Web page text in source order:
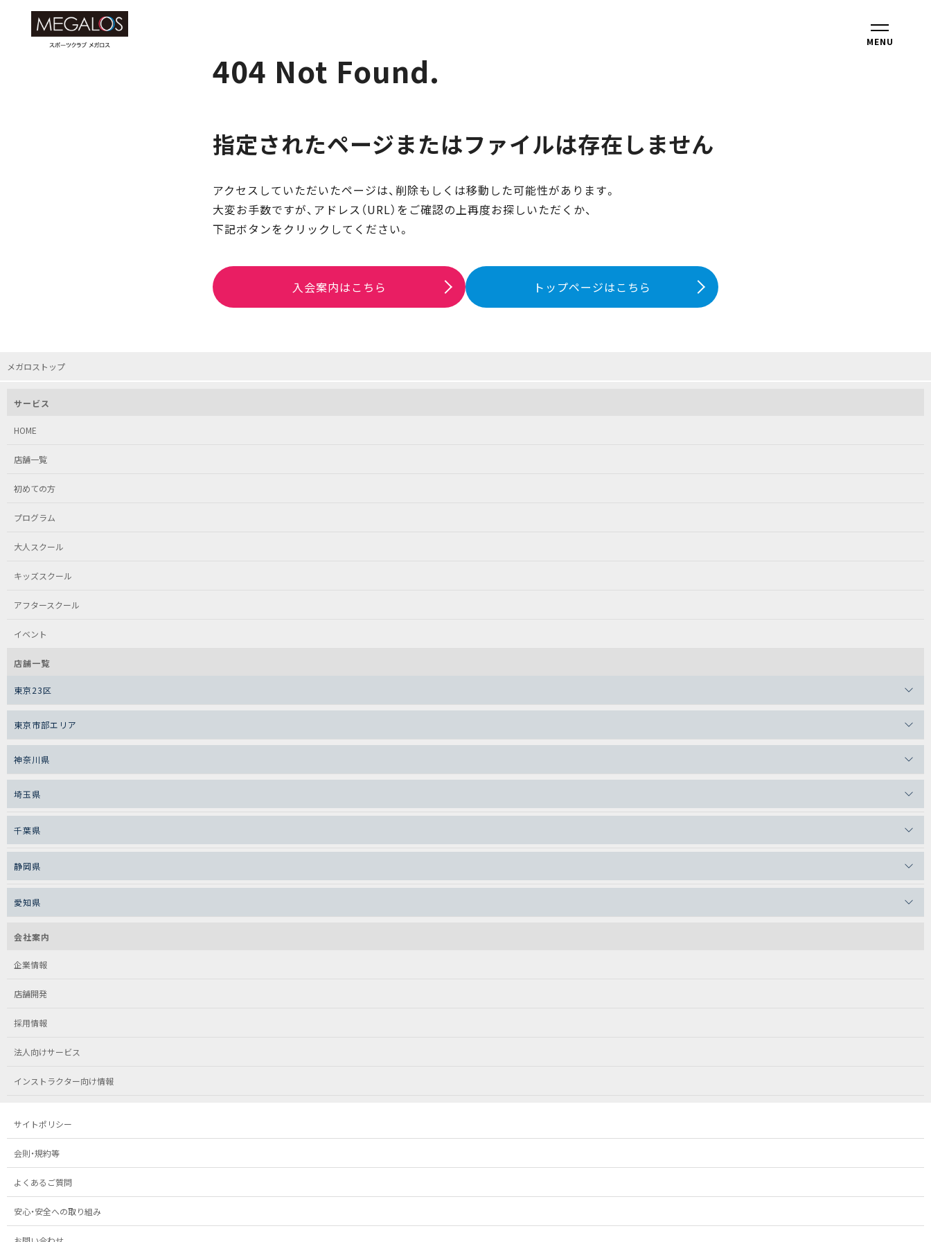
MENU
404 Not Found.
指定されたページまたはファイルは存在しません
アクセスしていただいたページは、削除もしくは移動した可能性があります。
大変お手数ですが、アドレス（URL）をご確認の上再度お探しいただくか、
下記ボタンをクリックしてください。
入会案内はこちら トップページはこちら
メガロストップ
サービス
HOME
店舗一覧
初めての方
プログラム
大人スクール
キッズスクール
アフタースクール
イベント
店舗一覧
東京23区
東京市部エリア
神奈川県
埼玉県
千葉県
静岡県
愛知県
会社案内
企業情報
店舗開発
採用情報
法人向けサービス
インストラクター向け情報
サイトポリシー
会則・規約等
よくあるご質問
安心・安全への取り組み